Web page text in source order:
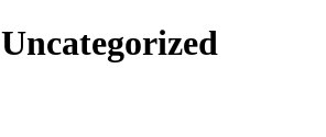
Uncategorized